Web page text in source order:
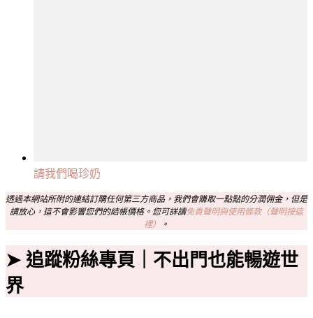
請我們喝珍奶
透過本網站所附的連結訂購任何第三方商品，我們會賺取一點點的分潤佣金，但是
請放心，這不會影響您們的結帳價格。您可詳讀免責聲明與使用條款（聲明按這
裡）
。
➤ 追蹤粉絲專頁｜不出門也能暢遊世
界